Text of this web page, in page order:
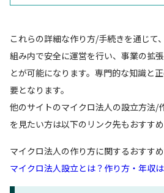
これらの詳細な作り方/手続きを通じて
組み内で安全に運営を行い、事業の拡
とが可能になります。専門的な知識と
要となります。
他のサイトのマイクロ法人の設立方法/
を見たい方は以下のリンク先もおすすめ
マイクロ法人の作り方に関するおすすめ
マイクロ法人設立とは？作り方・年収